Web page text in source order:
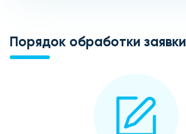
Порядок обработки заявки